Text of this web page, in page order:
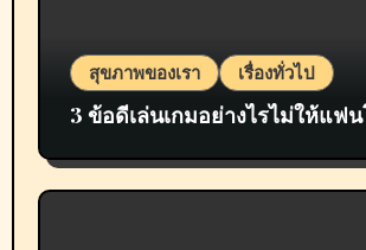
สุขภาพของเรา เรื่องทั่วไป
3 ข้อดีเล่นเกมอย่างไรไม่ให้แฟ